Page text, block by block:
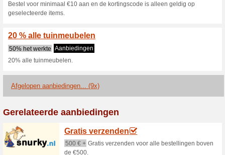
- 20% korting op al het
20 % korting op alle
63% het werkte
- 20% korting op alle